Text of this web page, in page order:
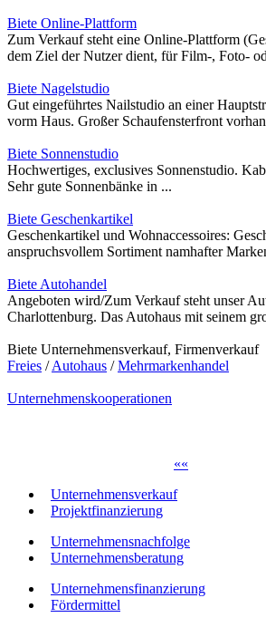
Biete Online-Plattform
Zum Verkauf steht eine Online-Plattform
dem Ziel der Nutzer dient, für Film-, Foto-
Biete Nagelstudio
Gut eingeführtes Nailstudio an einer
vorm Haus. Großer Schaufensterfront
Biete Sonnenstudio
Hochwertiges, exclusives Sonnenstudio.
Sehr gute Sonnenbänke in ...
Biete Geschenkartikel
Geschenkartikel und Wohnaccessoires:
anspruchsvollem Sortiment namhafter
Biete Autohandel
Angeboten wird/Zum Verkauf steht unser
Charlottenburg. Das Autohaus mit seinem
Biete Unternehmensverkauf, Firmenverkauf
Freies /Autohaus /Mehrmarkenhandel
Unternehmenskooperationen
««
Unternehmensverkauf
Projektfinanzierung
Unternehmensnachfolge
Unternehmensberatung
Unternehmensfinanzierung
Fördermittel